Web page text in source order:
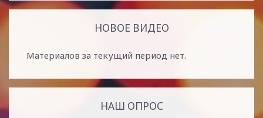
НОВОЕ ВИДЕО
Материалов за текущий период нет.
НАШ ОПРОС